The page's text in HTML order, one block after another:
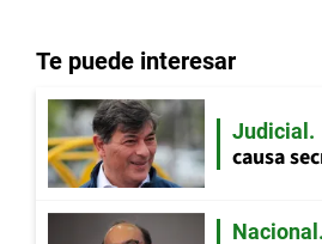
Te puede interesar
Judicial
causa
Nacional